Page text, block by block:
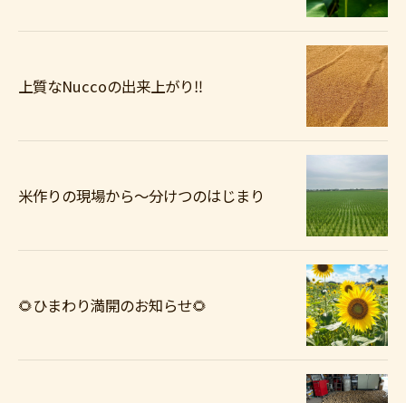
上質なNuccoの出来上がり‼️
米作りの現場から〜分けつのはじまり
🌻ひまわり満開のお知らせ🌻